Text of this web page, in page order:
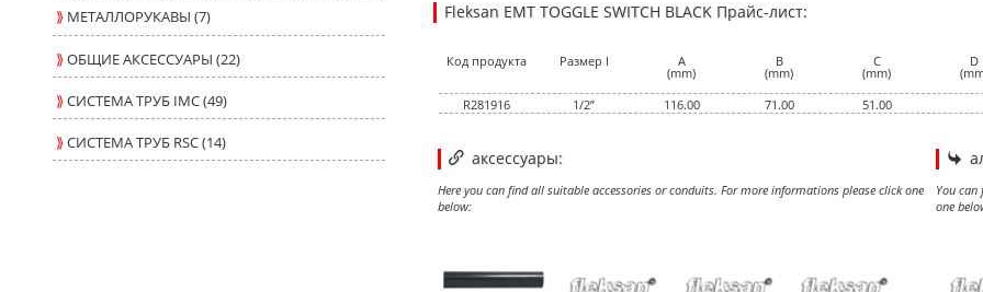
⟫ МЕТАЛЛОРУКАВЫ (7)
⟫ОБЩИЕ АКСЕССУАРЫ (22)
⟫СИСТЕМА ТРУБ IMC (49)
⟫СИСТЕМА ТРУБ RSC (14)
Fleksan EMT TOGGLE SWITCH BLACK Прайс-лист:
Код продукта Размер I A
(mm)
B
(mm)
C
(mm)
D
R281916
1/2” 116.00 71.00 51.00
аксессуары:
Here you can find all suitable accessories or conduits. For more informations please click one
below:
You
one